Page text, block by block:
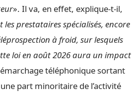
». Il va, en effet, explique-t-il,
les prestataires spécialisés, encore
à froid, sur lesquels
loi en août 2026 aura un impact
téléphonique sortant
part minoritaire de l’activité